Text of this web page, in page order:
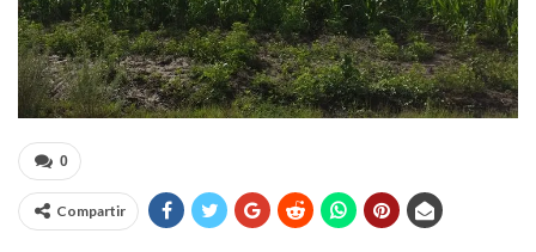
0
Compartir